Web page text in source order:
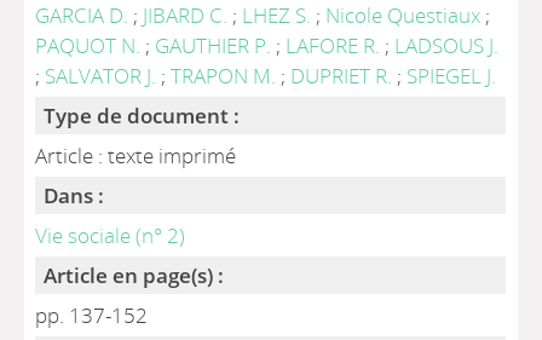
GARCIA D. ; JIBARD C. ; LHEZ S. ; Nicole Questiaux ;
PAQUOT N. ; GAUTHIER P. ; LAFORE R. ; LADSOUS J.
; SALVATOR J. ;TRAPON M. ; DUPRIET R. ; SPIEGEL J.
Type de document :
Article : texte imprimé
Dans :
Vie sociale (n° 2)
Article en page(s) :
pp. 137-152